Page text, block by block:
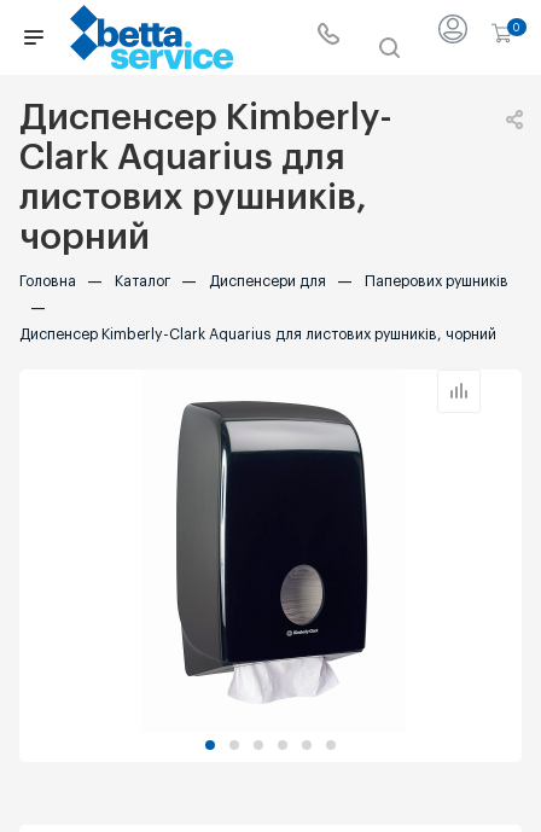
0
Диспенсер Kimberly-
Clark Aquarius для
листових рушників,
чорний
Головна — Каталог — Диспенсери для — Паперових рушників
—
Диспенсер Kimberly-Clark Aquarius для листових рушників, чорний